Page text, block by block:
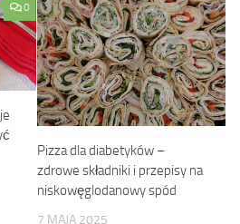
0
Pizza dla diabetyków –
zdrowe składniki i przepisy na
niskowęglodanowy spód
7 MAJA 2025